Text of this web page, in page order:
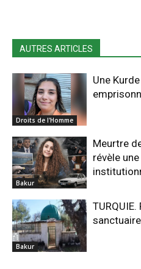
AUTRES ARTICLES
Droits de l'Homme
Une
Bakur
Meurtre
révèle
Bakur